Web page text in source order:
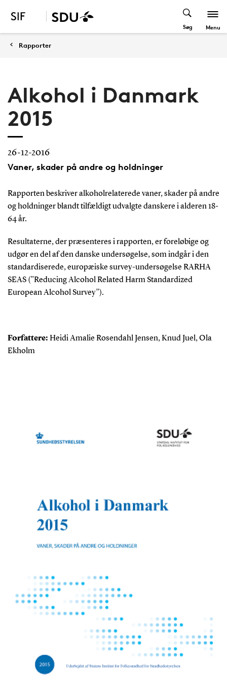
Søg Menu
Rapporter
Alkohol i Danmark
2015
26-12-2016
Vaner, skader på andre og holdninger
Rapporten beskriver alkoholrelaterede vaner, skader på andre
og holdninger blandt tilfældigt udvalgte danskere i alderen 18-
64 år.
Resultaterne, der præsenteres i rapporten, er foreløbige og
udgør en del af den danske undersøgelse, som indgår i den
standardiserede, europæiske survey-undersøgelse RARHA
SEAS (”Reducing Alcohol Related Harm Standardized
European Alcohol Survey”).
Forfattere: Heidi Amalie Rosendahl Jensen, Knud Juel, Ola
Ekholm